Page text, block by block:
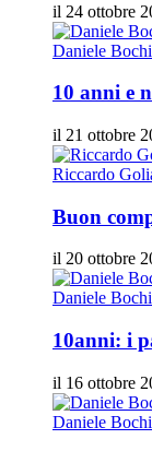
il 24 ottobre
Daniele
10 anni e
il 21 ottobre
Riccardo
Buon
il 20 ottobre
Daniele
10anni: i
il 16 ottobre
Daniele